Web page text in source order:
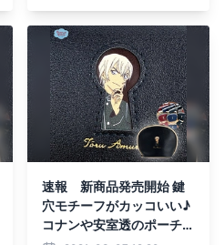
速報 新商品発売開始 鍵
穴モチーフがカッコいい♪
コナンや安室透のポーチ＆